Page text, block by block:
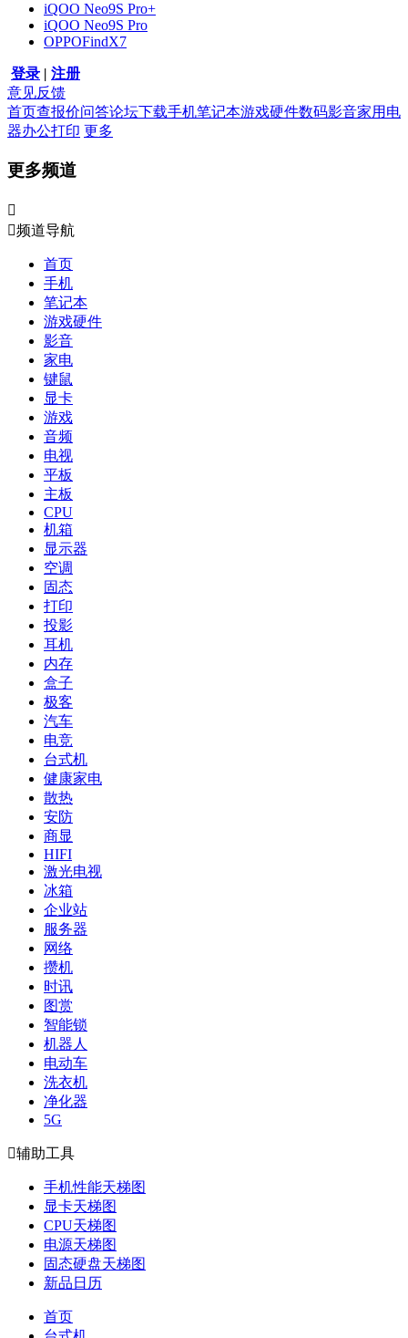
iQOO Neo9S Pro+
iQOO Neo9S Pro
OPPOFindX7
登录 | 注册
意见反馈
首页查报价问答论坛下载手机笔记本游戏硬件数码影音家用电
器办公打印 更多
更多频道

频道导航
首页
手机
笔记本
游戏硬件
影音
家电
键鼠
显卡
游戏
音频
电视
平板
主板
CPU
机箱
显示器
空调
固态
打印
投影
耳机
内存
盒子
极客
汽车
电竞
台式机
健康家电
散热
安防
商显
HIFI
激光电视
冰箱
企业站
服务器
网络
攒机
时讯
图赏
智能锁
机器人
电动车
洗衣机
净化器
5G
辅助工具
手机性能天梯图
显卡天梯图
CPU天梯图
电源天梯图
固态硬盘天梯图
新品日历
首页